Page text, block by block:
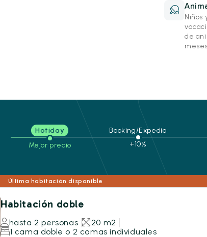
Niños
de
Hotiday
Mejor precio
Booking/Expedia
+10%
Última habitación disponible
Habitación doble
hasta 2 personas
20 m2
1 cama doble o 2 camas individuales